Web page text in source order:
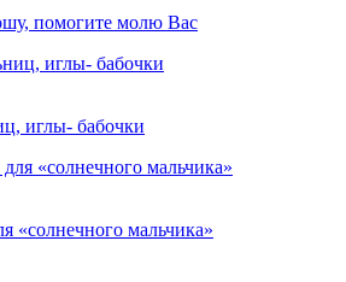
помогите молю Вас
иглы- бабочки
«солнечного мальчика»